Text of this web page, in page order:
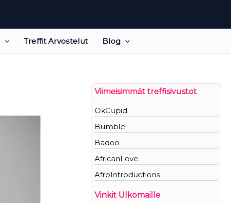
Treffit Arvostelut Blog
Viimeisimmät treffisivustot
OkCupid
Bumble
Badoo
AfricanLove
AfroIntroductions
Vinkit Ulkomaille